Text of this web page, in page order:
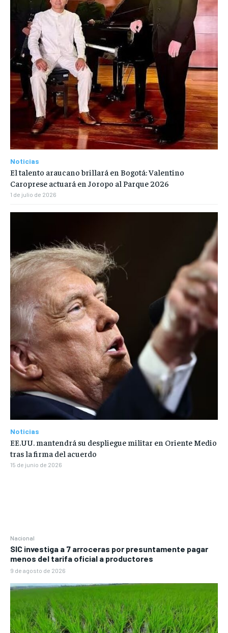
Nacional
SIC investiga a 7 arroceras por presuntamente pagar
menos del tarifa oficial a productores
9 de agosto de 2026
Noticias
El talento araucano brillará en Bogotá: Valentino
Caroprese actuará en Joropo al Parque 2026
1 de julio de 2026
Noticias
EE.UU. mantendrá su despliegue militar en Oriente Medio
tras la firma del acuerdo
15 de junio de 2026